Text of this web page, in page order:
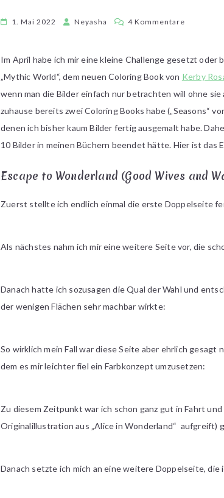
1. Mai 2022 Neyasha 4 Kommentare
Coloring
Challege
im
Im April habe ich mir eine kleine Challenge gesetzt
„Mythic World“, dem neuen Coloring Book von Kerby
wenn man die Bilder einfach nur betrachten will ohne
zuhause bereits zwei Coloring Books habe („Seasons“
denen ich bisher kaum Bilder fertig ausgemalt habe.
10 Bilder in meinen Büchern beendet hätte. Hier ist das
Escape to Wonderland (Good Wives and
Zuerst stellte ich endlich einmal die erste Doppelseite
Als nächstes nahm ich mir eine weitere Seite vor, die
Danach hatte ich sozusagen die Qual der Wahl und
der wenigen Flächen sehr machbar wirkte:
So wirklich mein Fall war diese Seite aber ehrlich
dem es mir leichter fiel ein Farbkonzept umzusetzen:
Zu diesem Zeitpunkt war ich schon ganz gut in Fahrt
Originalillustration aus „Alice in Wonderland“ aufgreift)
Danach setzte ich mich an eine weitere Doppelseite,